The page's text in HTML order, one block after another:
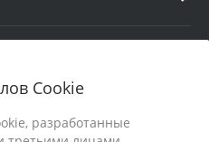
Cookie
разработанные